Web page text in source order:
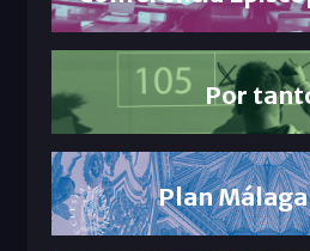
Por
Plan Málaga